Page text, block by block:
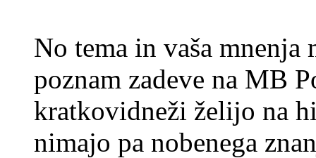
No tema in vaša mnenja
poznam zadeve na MB
kratkovidneži želijo na
nimajo pa nobenega